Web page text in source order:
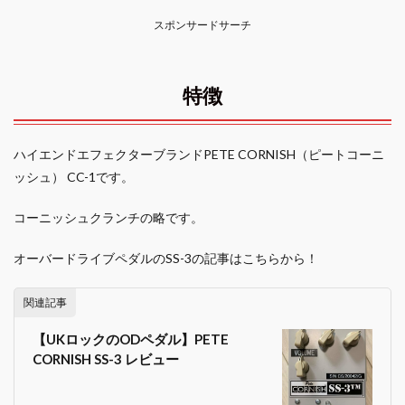
スポンサードサーチ
特徴
ハイエンドエフェクターブランドPETE CORNISH（ピートコーニ
ッシュ） CC-1です。
コーニッシュクランチの略です。
オーバードライブペダルのSS-3の記事はこちらから！
関連記事
【UKロックのODペダル】PETE
CORNISH SS-3 レビュー